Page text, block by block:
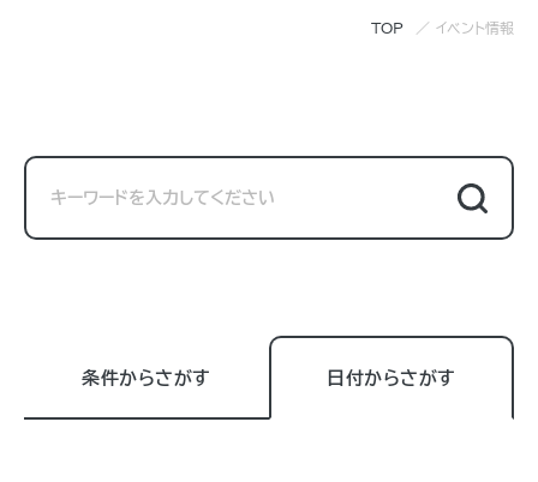
TOP イベント情報
条件からさがす 日付からさがす